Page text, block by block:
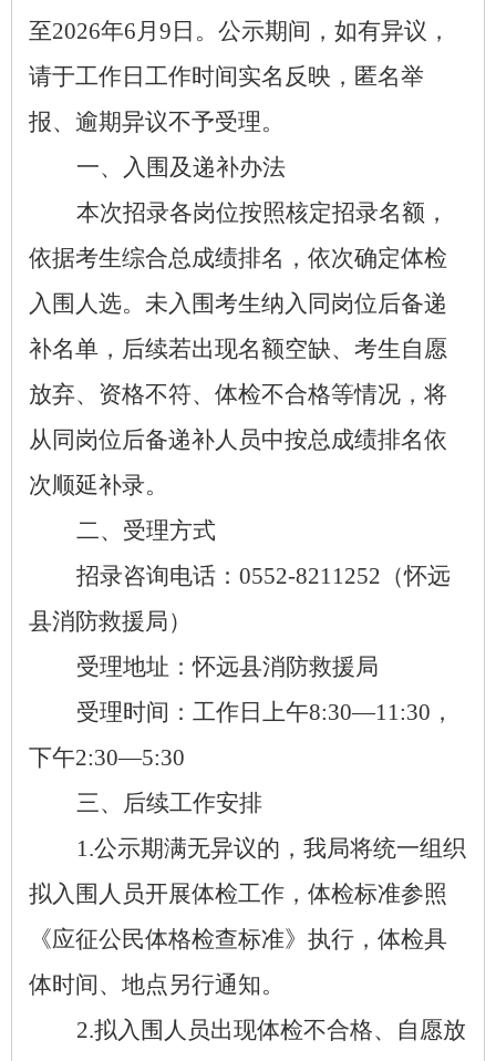
至2026年6月 9 日。公示期间，如有异议，
请于工作日工作时间实名反映，匿名举
报、逾期异议不予受理。
一、入围及递补办法
本次招录各岗位按照核定招录名额，
依据考生综合总成绩排名，依次确定体检
入围人选。未入围考生纳入同岗位后备递
补名单，后续若出现名额空缺、考生自愿
放弃、资格不符、体检不合格等情况，将
从同岗位后备递补人员中按总成绩排名依
次顺延补录。
二、受理方式
招录咨询电话： 0552-8211252 （怀远
县消防救援局）
受理地址：怀远县消防救援局
受理时间：工作日上午8:30—11:30 ，
下午2:30—5:30
三、后续工作安排
1.公示期满无异议的，我局将统一组织
拟入围人员开展体检工作，体检标准参照
《应征公民体格检查标准》执行，体检具
体时间、地点另行通知。
2.拟入围人员出现体检不合格、自愿放